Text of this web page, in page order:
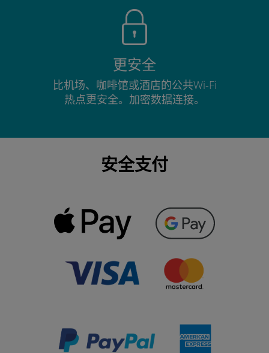
更安全
比机场、咖啡馆或酒店的公共Wi-Fi
热点更安全。加密数据连接。
安全支付